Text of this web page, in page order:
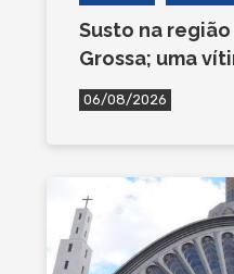
Susto na
Grossa; uma
06/08/2026